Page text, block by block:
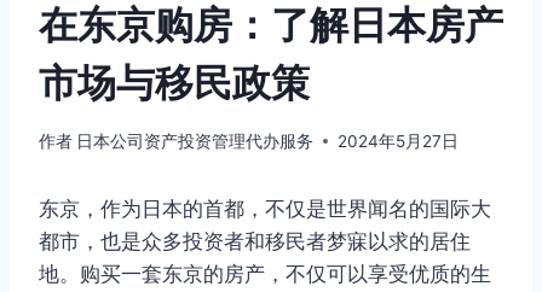
在东京购房：了解日本房产
市场与移民政策
作者 日本公司资产投资管理代办服务 2024年5月27日
东京，作为日本的首都，不仅是世界闻名的国际大
都市，也是众多投资者和移民者梦寐以求的居住
地。购买一套东京的房产，不仅可以享受优质的生